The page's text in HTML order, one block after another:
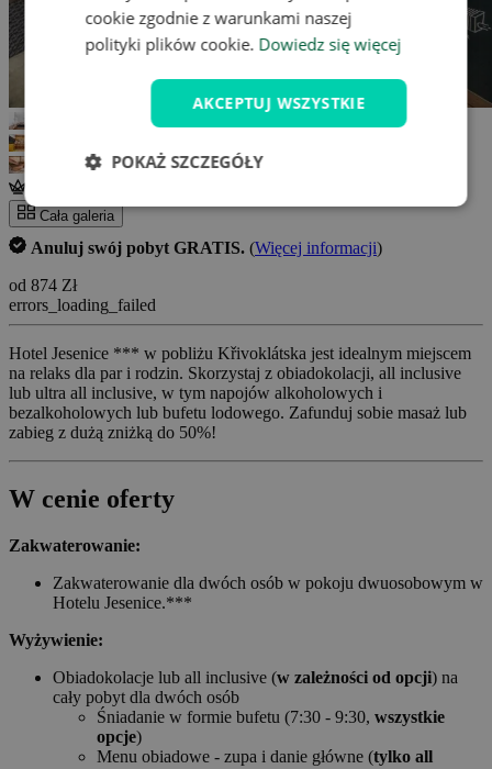
Cała galeria
Anuluj swój pobyt GRATIS. (Więcej informacji)
od 874 Zł
errors_loading_failed
Hotel Jesenice *** w pobliżu Křivoklátska jest idealnym miejscem
na relaks dla par i rodzin. Skorzystaj z obiadokolacji, all inclusive
lub ultra all inclusive, w tym napojów alkoholowych i
bezalkoholowych lub bufetu lodowego. Zafunduj sobie masaż lub
zabieg z dużą zniżką do 50%!
W cenie oferty
Zakwaterowanie:
Zakwaterowanie dla dwóch osób w pokoju dwuosobowym w
Hotelu Jesenice.***
Wyżywienie:
Obiadokolacje lub all inclusive (w zależności od opcji) na
cały pobyt dla dwóch osób
Śniadanie w formie bufetu (7:30 - 9:30, wszystkie
opcje)
Menu obiadowe - zupa i danie główne (tylko all
cookie zgodnie z warunkami naszej
polityki plików cookie. Dowiedz się więcej
AKCEPTUJ WSZYSTKIE
POKAŻ SZCZEGÓŁY